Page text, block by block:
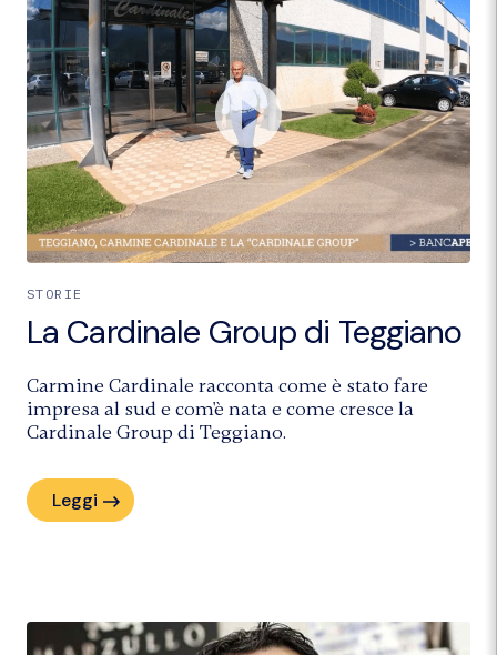
STORIE
La Cardinale Group di Teggiano
Carmine Cardinale racconta come è stato fare
impresa al sud e com'è nata e come cresce la
Cardinale Group di Teggiano.
Leggi